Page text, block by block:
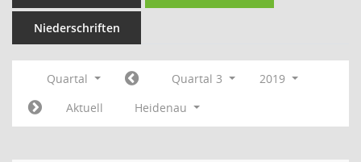
Niederschriften
Quartal Quartal 3
2019
Aktuell
Heidenau